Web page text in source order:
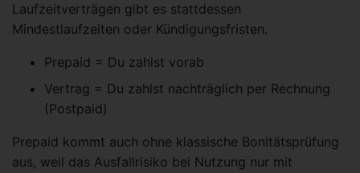
Laufzeitverträgen gibt es stattdessen
Mindestlaufzeiten oder Kündigungsfristen.
Prepaid = Du zahlst vorab
Vertrag = Du zahlst nachträglich per Rechnung
(Postpaid)
Prepaid kommt auch ohne klassische Bonitätsprüfung
aus, weil das Ausfallrisiko bei Nutzung nur mit